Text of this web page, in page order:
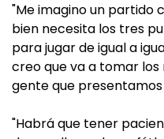
"Me imagino un partido
bien necesita los tres
para jugar de igual a
creo que va a tomar
gente que
"Habrá que tener